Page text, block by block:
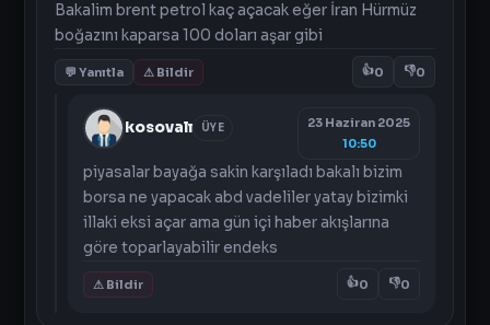
Bakalim brent petrol kaç açacak eğer İran Hürmüz
boğazını kaparsa 100 doları aşar gibi
💬 Yanıtla ⚠ Bildir 👍0 👎0
kosovalı ÜYE 23 Haziran 2025
10:50
piyasalar bayağa sakin karşıladı bakalı bizim
borsa ne yapacak abd vadeliler yatay bizimki
illaki eksi açar ama gün içi haber akışlarına
göre toparlayabilir endeks
⚠ Bildir 👍0 👎0